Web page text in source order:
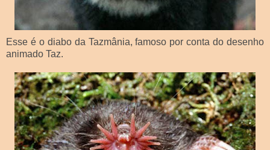
Esse é o diabo da Tazmânia, famoso por conta do desenho
animado Taz.